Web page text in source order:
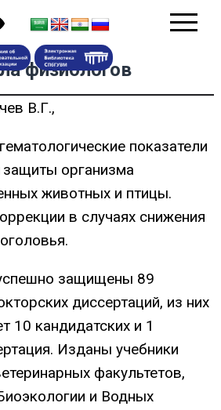
физиологов
В.Г.,
показатели
организма
животных и птицы.
в случаях снижения
защищены 89
диссертаций, из них
10 кандидатских и 1
Изданы учебники
факультетов,
и Водных